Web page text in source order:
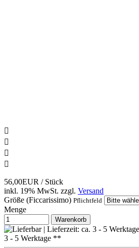




56,00EUR / Stück
inkl. 19% MwSt. zzgl. Versand
Größe (Ficcarissimo) Pflichtfeld
Menge
Warenkorb
3 - 5 Werktage **